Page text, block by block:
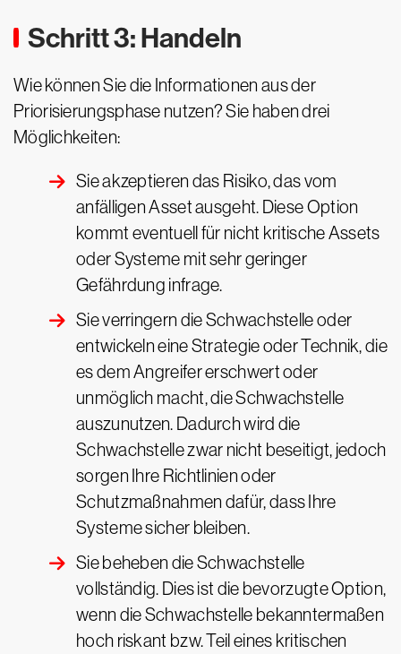
Schritt 3: Handeln
Wie können Sie die Informationen aus der
Priorisierungsphase nutzen? Sie haben drei
Möglichkeiten:
Sie akzeptieren das Risiko, das vom
anfälligen Asset ausgeht. Diese Option
kommt eventuell für nicht kritische Assets
oder Systeme mit sehr geringer
Gefährdung infrage.
Sie verringern die Schwachstelle oder
entwickeln eine Strategie oder Technik, die
es dem Angreifer erschwert oder
unmöglich macht, die Schwachstelle
auszunutzen. Dadurch wird die
Schwachstelle zwar nicht beseitigt, jedoch
sorgen Ihre Richtlinien oder
Schutzmaßnahmen dafür, dass Ihre
Systeme sicher bleiben.
Sie beheben die Schwachstelle
vollständig. Dies ist die bevorzugte Option,
wenn die Schwachstelle bekanntermaßen
hoch riskant bzw. Teil eines kritischen